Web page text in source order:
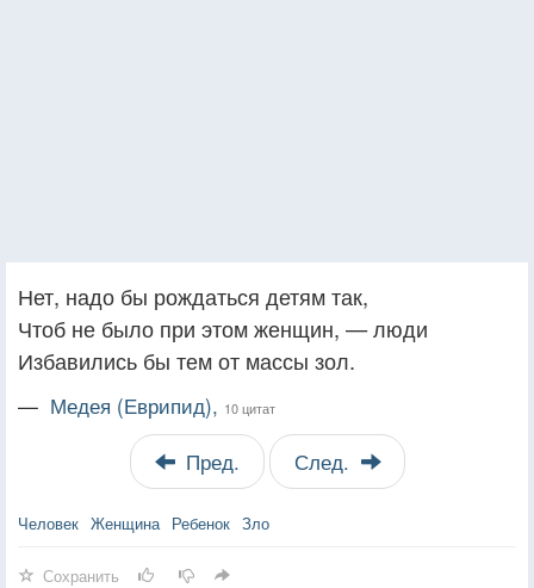
Нет, надо бы рождаться детям так,
Чтоб не было при этом женщин, — люди
Избавились бы тем от массы зол.
— Медея (Еврипид), 10 цитат
Пред. След.
Человек Женщина Ребенок Зло
Сохранить